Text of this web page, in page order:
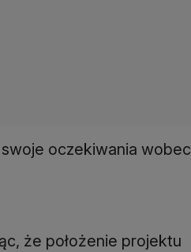
oczekiwania wobec
że położenie projektu